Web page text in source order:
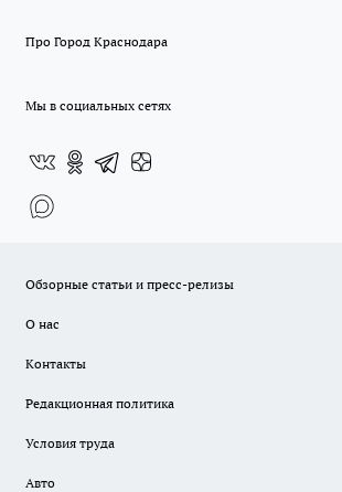
Про Город Краснодара
Мы в социальных сетях
Обзорные статьи и пресс-релизы
О нас
Контакты
Редакционная политика
Условия труда
Авто